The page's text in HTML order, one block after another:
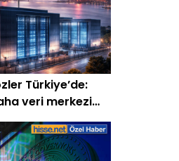
Türkiye’de:
veri merkezi